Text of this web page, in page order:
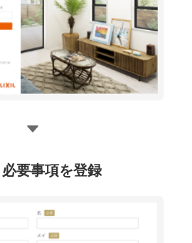
必要事項を登録